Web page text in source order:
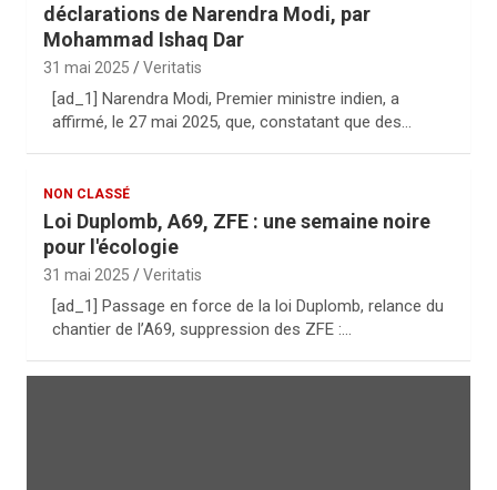
déclarations de Narendra Modi, par
Mohammad Ishaq Dar
31 mai 2025 Veritatis
[ad_1] Narendra Modi, Premier ministre indien, a
affirmé, le 27 mai 2025, que, constatant que des…
NON CLASSÉ
Loi Duplomb, A69, ZFE : une semaine noire
pour l'écologie
31 mai 2025 Veritatis
[ad_1] Passage en force de la loi Duplomb, relance du
chantier de l’A69, suppression des ZFE :…